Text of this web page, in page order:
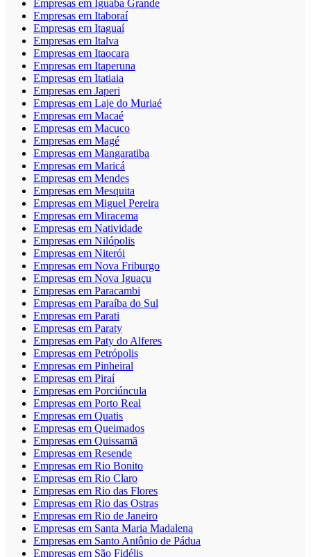
Empresas em Iguaba Grande
Empresas em Itaboraí
Empresas em Itaguaí
Empresas em Italva
Empresas em Itaocara
Empresas em Itaperuna
Empresas em Itatiaia
Empresas em Japeri
Empresas em Laje do Muriaé
Empresas em Macaé
Empresas em Macuco
Empresas em Magé
Empresas em Mangaratiba
Empresas em Maricá
Empresas em Mendes
Empresas em Mesquita
Empresas em Miguel Pereira
Empresas em Miracema
Empresas em Natividade
Empresas em Nilópolis
Empresas em Niterói
Empresas em Nova Friburgo
Empresas em Nova Iguaçu
Empresas em Paracambi
Empresas em Paraíba do Sul
Empresas em Parati
Empresas em Paraty
Empresas em Paty do Alferes
Empresas em Petrópolis
Empresas em Pinheiral
Empresas em Piraí
Empresas em Porciúncula
Empresas em Porto Real
Empresas em Quatis
Empresas em Queimados
Empresas em Quissamã
Empresas em Resende
Empresas em Rio Bonito
Empresas em Rio Claro
Empresas em Rio das Flores
Empresas em Rio das Ostras
Empresas em Rio de Janeiro
Empresas em Santa Maria Madalena
Empresas em Santo Antônio de Pádua
Empresas em São Fidélis